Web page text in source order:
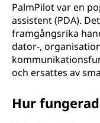
PalmPilot var en
assistent (PDA).
framgångsrika
dator-,
och ersattes av
Hur